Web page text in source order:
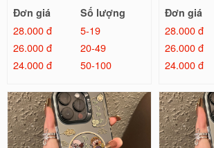
Đơn giá
Số lượng
28.000 đ
5-19
26.000 đ
20-49
24.000 đ
50-100
Đơn giá
28.000 đ
26.000 đ
24.000 đ